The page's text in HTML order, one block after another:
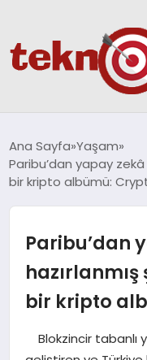
YAŞAM
GÜNDEM
SPOR
Ana Sayfa Yaşam
Paribu’dan yapay zekâ
bir kripto albümü:
Paribu’dan
bir kripto
Blokzincir tabanlı